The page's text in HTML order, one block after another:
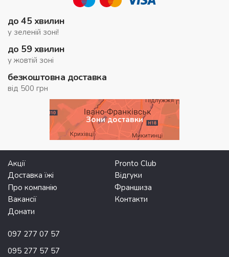
до 45 хвилин
у зеленій зоні!
до 59 хвилин
у жовтій зоні
безкоштовна доставка
від 500 грн
Зони доставки
Акції
Pronto Club
Доставка їжі
Відгуки
Про компанію
Франшиза
Вакансії
Контакти
Донати
097 277 07 57
095 277 57 57